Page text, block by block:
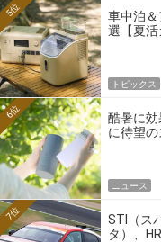
車中泊
選【夏活
5位
トピックス
酷暑に効
に待望
6位
ニュース
STI（ス
タ）、
7位